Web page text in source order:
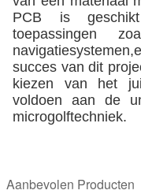
PCB is
toepassingen
succes van dit
kiezen van het
voldoen aan de
microgolftechniek.
Aanbevolen Producten